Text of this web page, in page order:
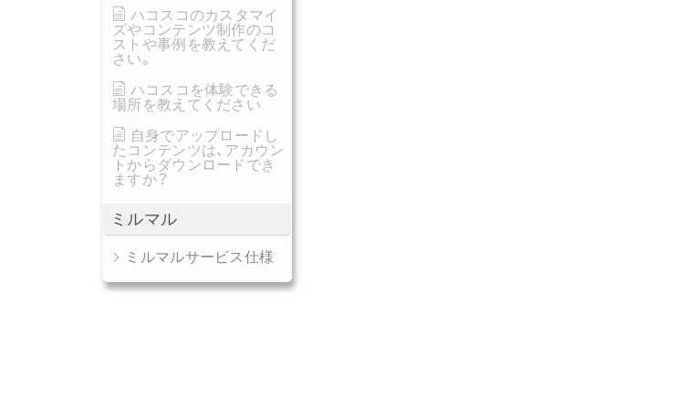
ハコスコのカスタマイ
ズやコンテンツ制作のコ
ストや事例を教えてくだ
さい。
ハコスコを体験できる
場所を教えてください
自身でアップロードし
たコンテンツは、アカウン
トからダウンロードでき
ますか？
ミルマル
ミルマルサービス仕様